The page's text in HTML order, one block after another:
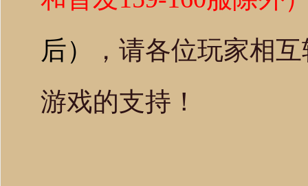
后）
，请各位玩家相
游戏的支持！